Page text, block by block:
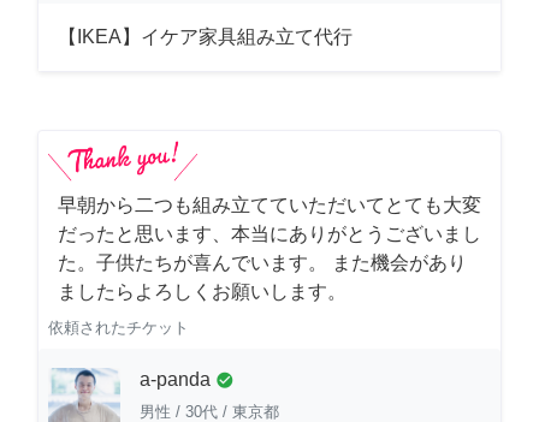
【IKEA】イケア家具組み立て代行
早朝から二つも組み立てていただいてとても大変
だったと思います、本当にありがとうございまし
た。子供たちが喜んでいます。 また機会があり
ましたらよろしくお願いします。
依頼されたチケット
a-panda check_circle
男性 / 30代 / 東京都